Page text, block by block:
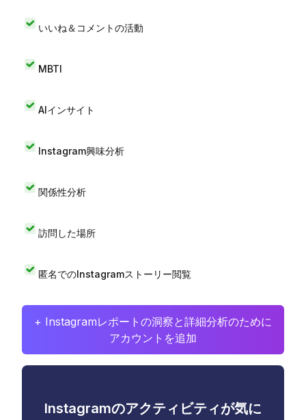
いいね＆コメントの活動
MBTI
AIインサイト
Instagram興味分析
関係性分析
訪問した場所
匿名でのInstagramストーリー閲覧
+ Instagramレポートの洞察と詳細分析のために
アカウントを追加
Instagramのアクティビティが気に